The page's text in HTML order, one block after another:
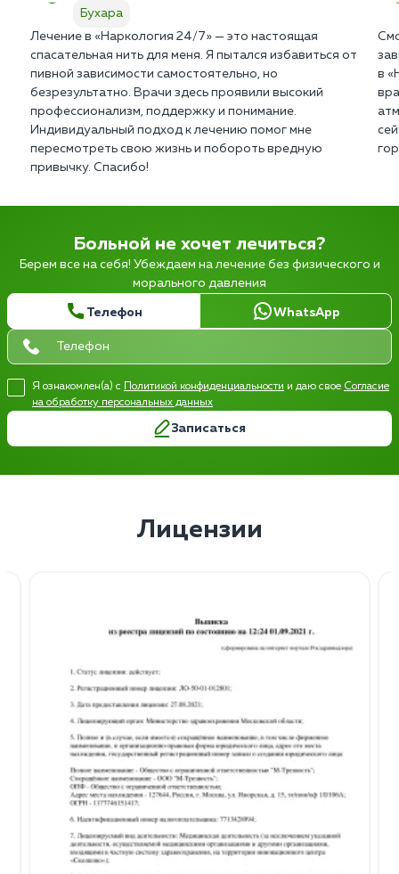
Бухара
Лечение в «Наркология 24/7» — это настоящая
спасательная нить для меня. Я пытался избавиться от
пивной зависимости самостоятельно, но
безрезультатно. Врачи здесь проявили высокий
профессионализм, поддержку и понимание.
Индивидуальный подход к лечению помог мне
пересмотреть свою жизнь и побороть вредную
привычку. Спасибо!
в
Больной не хочет лечиться?
Берем все на себя! Убеждаем на лечение без физического и
морального давления
Телефон WhatsApp
Я ознакомлен(а) с Политикой конфиденциальности и даю свое Согласие
на обработку персональных данных
Записаться
Лицензии